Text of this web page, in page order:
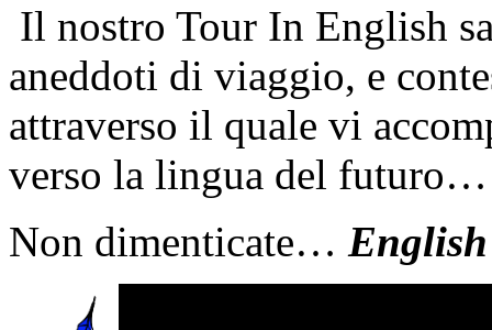
Il nostro Tour In English
aneddoti di viaggio, e
attraverso il quale vi
verso la lingua del futuro…
Non dimenticate…